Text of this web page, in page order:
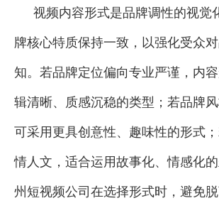
视频内容形式是品牌调性的视觉
牌核心特质保持一致，以强化受众
知。若品牌定位偏向专业严谨，内
辑清晰、质感沉稳的类型；若品牌风
可采用更具创意性、趣味性的形式
情人文，适合运用故事化、情感化
州短视频公司在选择形式时，避免